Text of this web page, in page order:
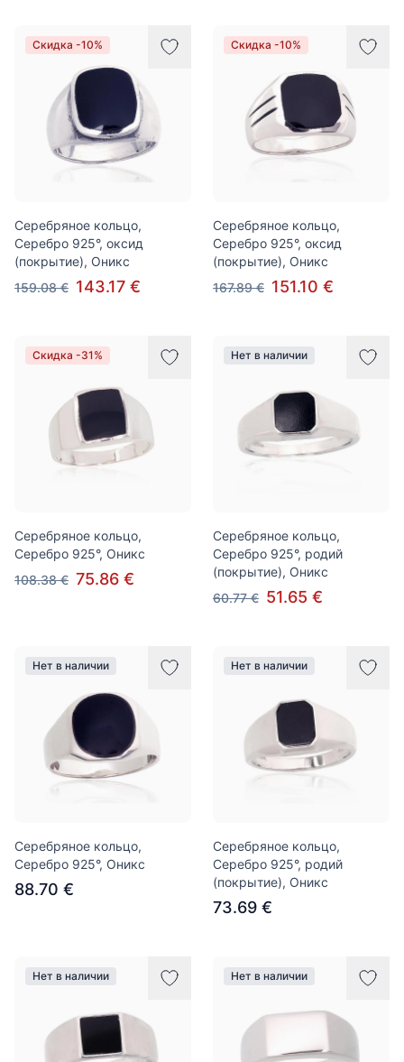
Скидка -10%
Серебряное кольцо,
Серебро 925°, оксид
(покрытие), Оникс
159.08 € 143.17 €
Скидка -10%
Серебряное кольцо,
Серебро 925°, оксид
(покрытие), Оникс
167.89 € 151.10 €
Скидка -31%
Серебряное кольцо,
Серебро 925°, Оникс
108.38 € 75.86 €
Нет в наличии
Серебряное кольцо,
Серебро 925°, родий
(покрытие), Оникс
60.77 € 51.65 €
Нет в наличии
Серебряное кольцо,
Серебро 925°, Оникс
88.70 €
Нет в наличии
Серебряное кольцо,
Серебро 925°, родий
(покрытие), Оникс
73.69 €
Нет в наличии Нет в наличии